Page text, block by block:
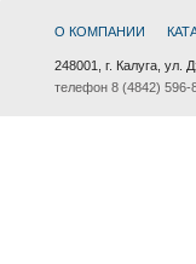
О КОМПАНИИ
248001, г. Калуга, ул.
телефон 8 (4842) 596-